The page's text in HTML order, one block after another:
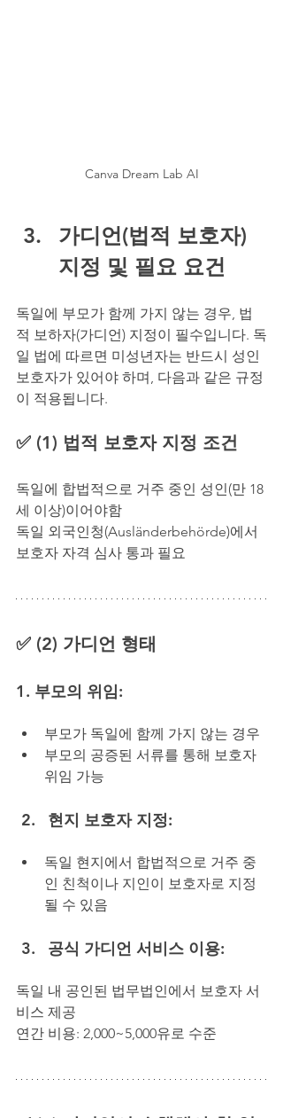
Canva Dream Lab AI
가디언(법적 보호자)
지정 및 필요 요건
독일에 부모가 함께 가지 않는 경우, 법
적 보하자(가디언) 지정이 필수입니다. 독
일 법에 따르면 미성년자는 반드시 성인
보호자가 있어야 하며, 다음과 같은 규정
이 적용됩니다.
✅ (1) 법적 보호자 지정 조건
독일에 합법적으로 거주 중인 성인(만 18
세 이상)이어야함
독일 외국인청(Ausländerbehörde)에서
보호자 자격 심사 통과 필요
✅ (2) 가디언 형태
1. 부모의 위임:
부모가 독일에 함께 가지 않는 경우
부모의 공증된 서류를 통해 보호자
위임 가능
현지 보호자 지정:
독일 현지에서 합법적으로 거주 중
인 친척이나 지인이 보호자로 지정
될 수 있음
공식 가디언 서비스 이용:
독일 내 공인된 법무법인에서 보호자 서
비스 제공
연간 비용: 2,000~5,000유로 수준